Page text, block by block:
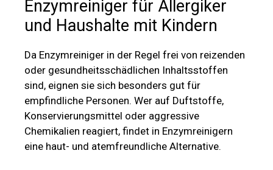
Enzymreiniger für Allergiker
und Haushalte mit Kindern
Da Enzymreiniger in der Regel frei von reizenden
oder gesundheitsschädlichen Inhaltsstoffen
sind, eignen sie sich besonders gut für
empfindliche Personen. Wer auf Duftstoffe,
Konservierungsmittel oder aggressive
Chemikalien reagiert, findet in Enzymreinigern
eine haut- und atemfreundliche Alternative.